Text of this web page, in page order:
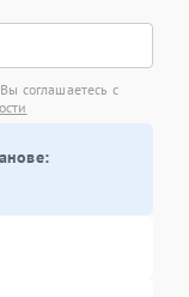
соглашаетесь с